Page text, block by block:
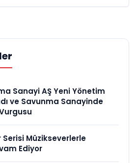
Sanayi AŞ Yeni Yönetim
ve Savunma Sanayinde
Müzikseverlerle
Ediyor